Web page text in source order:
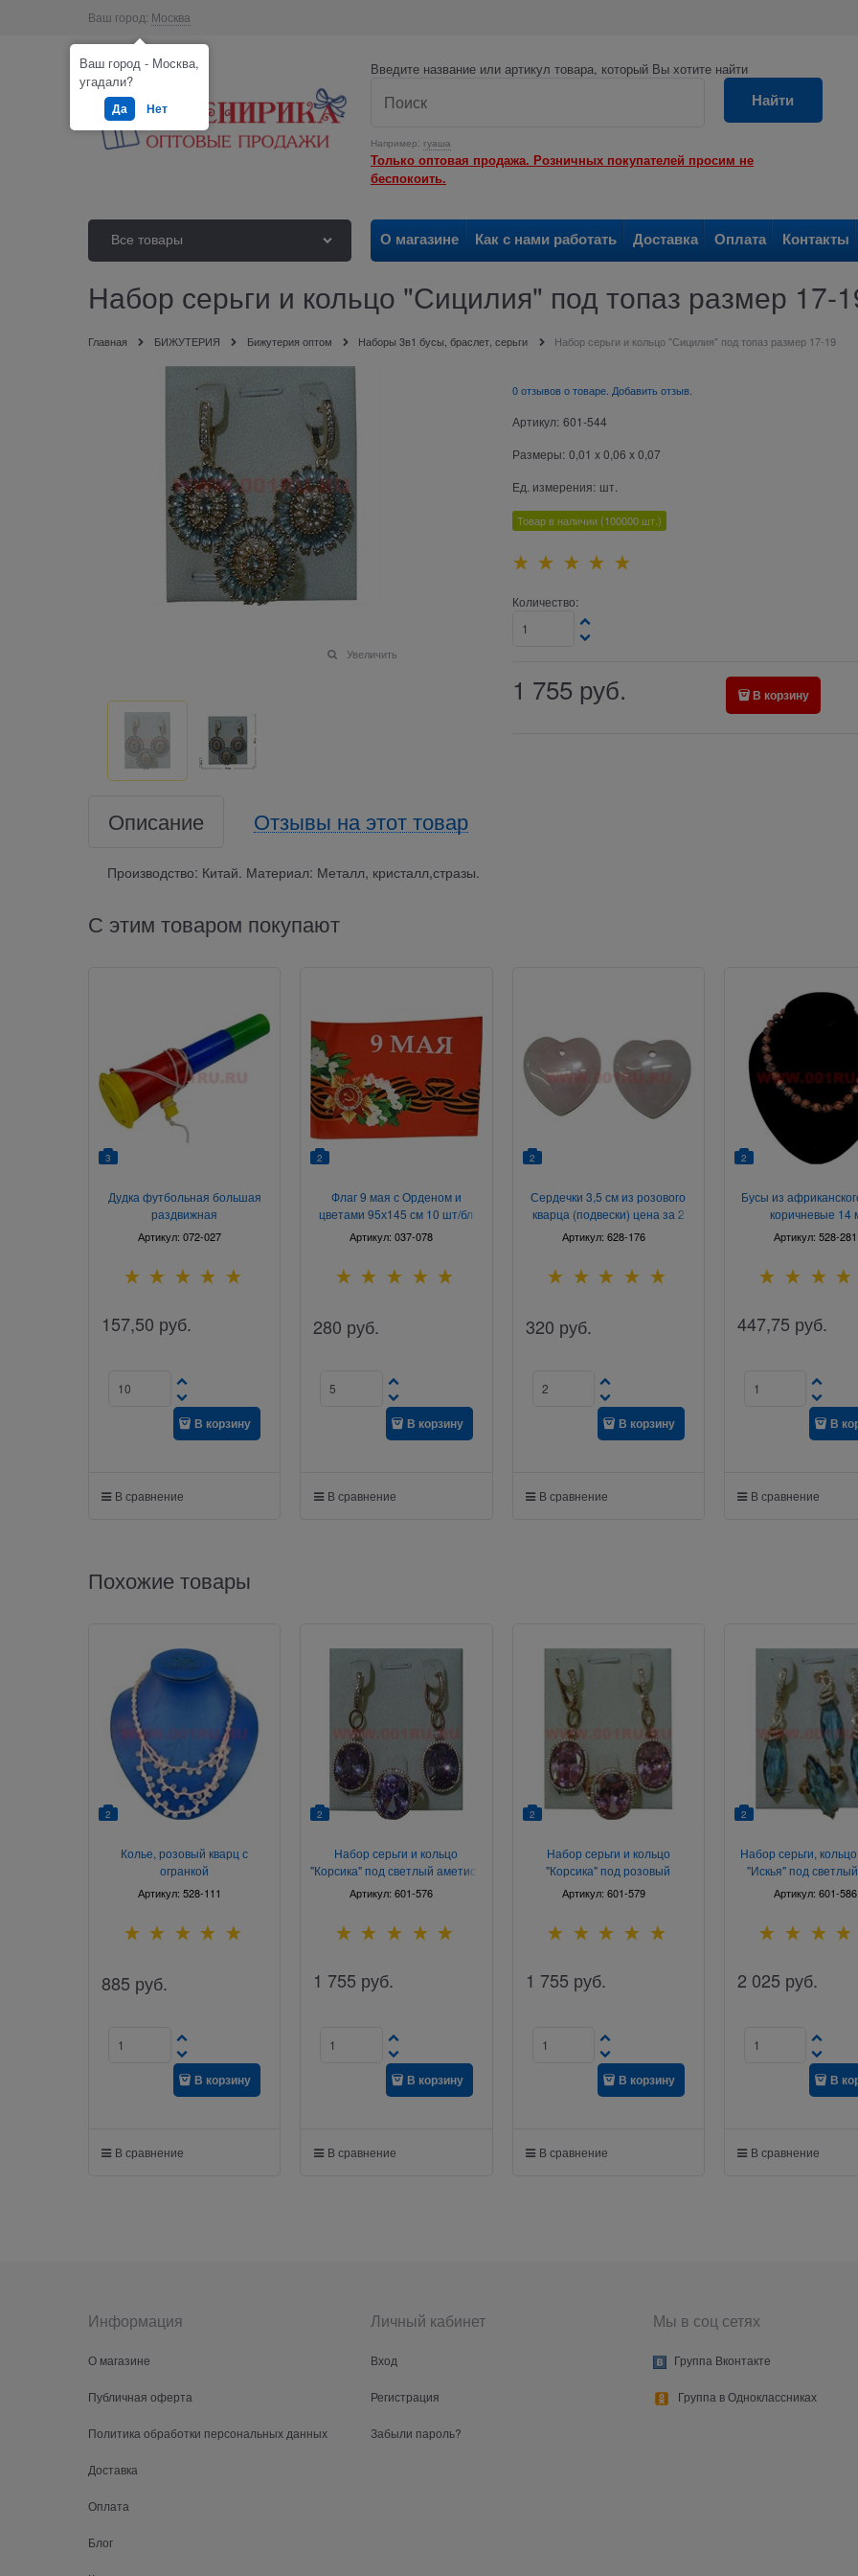
Ваш город: Москва
Введите название или артикул товара, который Вы хотите найти
Например: гуаша
Найти
Только оптовая продажа. Розничных покупателей просим не
беспокоить.
Все товары О магазине Как с нами работать Доставка Оплата Контакты
Набор серьги и кольцо "Сицилия" под топаз размер 17-
Главная БИЖУТЕРИЯ Бижутерия оптом Наборы 3в1 бусы, браслет, серьги Набор серьги и кольцо "Сицилия" под топаз размер 17-19
Увеличить
0 отзывов о товаре. Добавить отзыв.
Артикул: 601-544
Размеры: 0,01 x 0,06 x 0,07
Ед. измерения: шт.
Товар в наличии (100000 шт.)
Количество:
1 755 руб. В корзину
Описание Отзывы на этот товар
Производство: Китай. Материал: Металл, кристалл,стразы.
С этим товаром покупают
3
Дудка футбольная большая
раздвижная
Артикул:072-027
157,50 руб.
В корзину
В сравнение
2
Флаг 9 мая с Орденом и
цветами 95х145 см 10 шт/бл
Артикул:037-078
280 руб.
В корзину
В сравнение
2
Сердечки 3,5 см из розового
кварца (подвески) цена за 2
штуки
Артикул: 628-176
320 руб.
В корзину
В сравнение
2
Бусы из
коричневые 14
Артикул: 528-281
447,75 руб.
В
В сравнение
Похожие товары
2
Колье, розовый кварц с
огранкой
Артикул:528-111
885 руб.
В корзину
В сравнение
2
Набор серьги и кольцо
"Корсика" под светлый аметист
размер 17-20
Артикул:601-576
1 755 руб.
В корзину
В сравнение
2
Набор серьги и кольцо
"Корсика" под розовый
кристалл размер 17-20
Артикул: 601-579
1 755 руб.
В корзину
В сравнение
2
Набор серьги,
"Искья" под
размер 17-20
Артикул: 601-586
2 025 руб.
В
В сравнение
Информация
О магазине
Публичная оферта
Политика обработки персональных данных
Доставка
Оплата
Блог
Личный кабинет
Вход
Регистрация
Забыли пароль?
Мы в соц сетях
Группа Вконтакте
Группа в Одноклассниках
Ваш город - Москва,
угадали?
Да Нет